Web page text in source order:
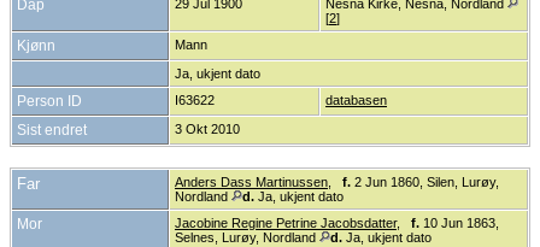
Dåp 29 Jul 1900
Nesna Kirke, Nesna, Nordland
[2]
Kjønn
Mann
Ja, ukjent dato
Person ID I63622 databasen
Sist endret 3 Okt 2010
Far Anders Dass Martinussen f. 2 Jun 1860, Silen, Lurøy,
Nordland
d. Ja, ukjent dato
Mor Jacobine Regine Petrine Jacobsdatter, f. 10 Jun 1863,
Selnes, Lurøy, Nordland
d. Ja, ukjent dato